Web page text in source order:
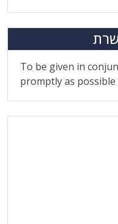
To be given in
promptly as